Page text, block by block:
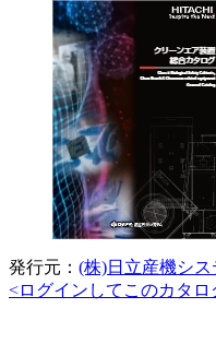
発行元： (株)日立産機シス
<ログインしてこのカタ